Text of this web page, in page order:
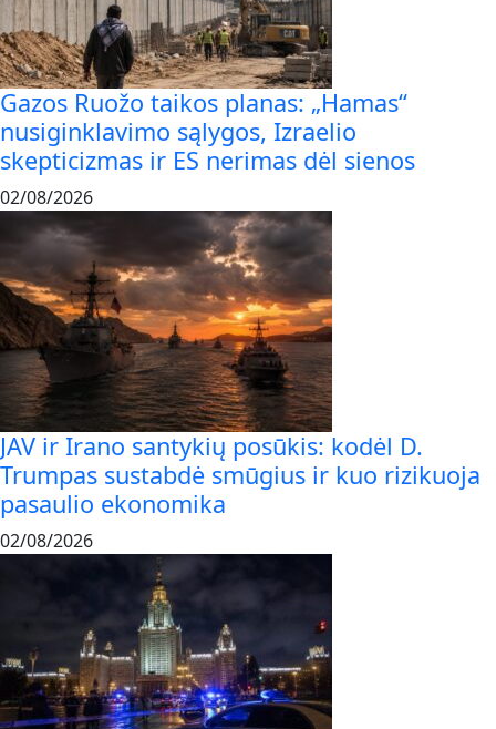
Gazos Ruožo taikos planas: „Hamas“
nusiginklavimo sąlygos, Izraelio
skepticizmas ir ES nerimas dėl sienos
02/08/2026
JAV ir Irano santykių posūkis: kodėl D.
Trumpas sustabdė smūgius ir kuo rizikuoja
pasaulio ekonomika
02/08/2026